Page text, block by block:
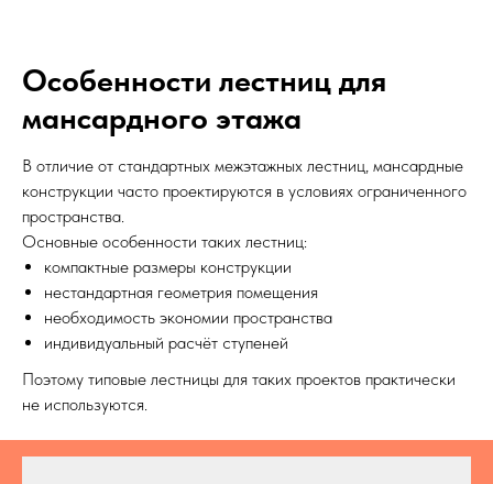
Особенности лестниц для
мансардного этажа
В отличие от стандартных межэтажных лестниц, мансардные
конструкции часто проектируются в условиях ограниченного
пространства.
Основные особенности таких лестниц:
компактные размеры конструкции
нестандартная геометрия помещения
необходимость экономии пространства
индивидуальный расчёт ступеней
Поэтому типовые лестницы для таких проектов практически
не используются.